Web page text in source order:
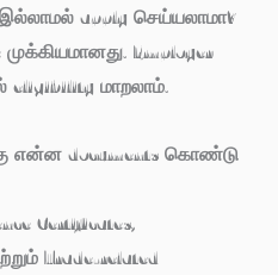
இல்லாமல் apply செய்யலாமா?
Employer
eligibility மாறலாம்.
என்ன documents கொண்டு
Certificates,
Trade-related